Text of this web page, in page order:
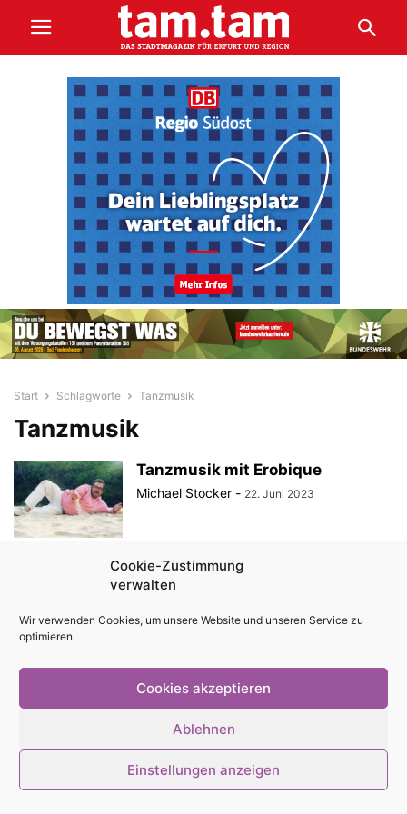
Cookie-Zustimmung
verwalten
Wir verwenden Cookies, um unsere Website und unseren Service zu
optimieren.
Cookies akzeptieren
Ablehnen
Einstellungen anzeigen
Start Schlagworte Tanzmusik
Tanzmusik
Tanzmusik mit Erobique
Michael Stocker - 22. Juni 2023
© Stadtmagazin tam.tam 2026